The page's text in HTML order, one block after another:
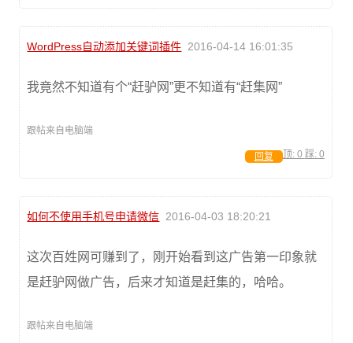
WordPress自动添加关键词插件 2016-04-14 16:01:35
我竟然不知道有个“赶驴网”更不知道有“赶集网”
跟帖来自电脑端
顶: 0 踩: 0
回复
如何不使用手机号申请微信 2016-04-03 18:20:21
这次百姓网可赚到了，刚开始看到这广告第一印象就
是赶驴网做广告，后来才知道是赶集的，哈哈。
跟帖来自电脑端